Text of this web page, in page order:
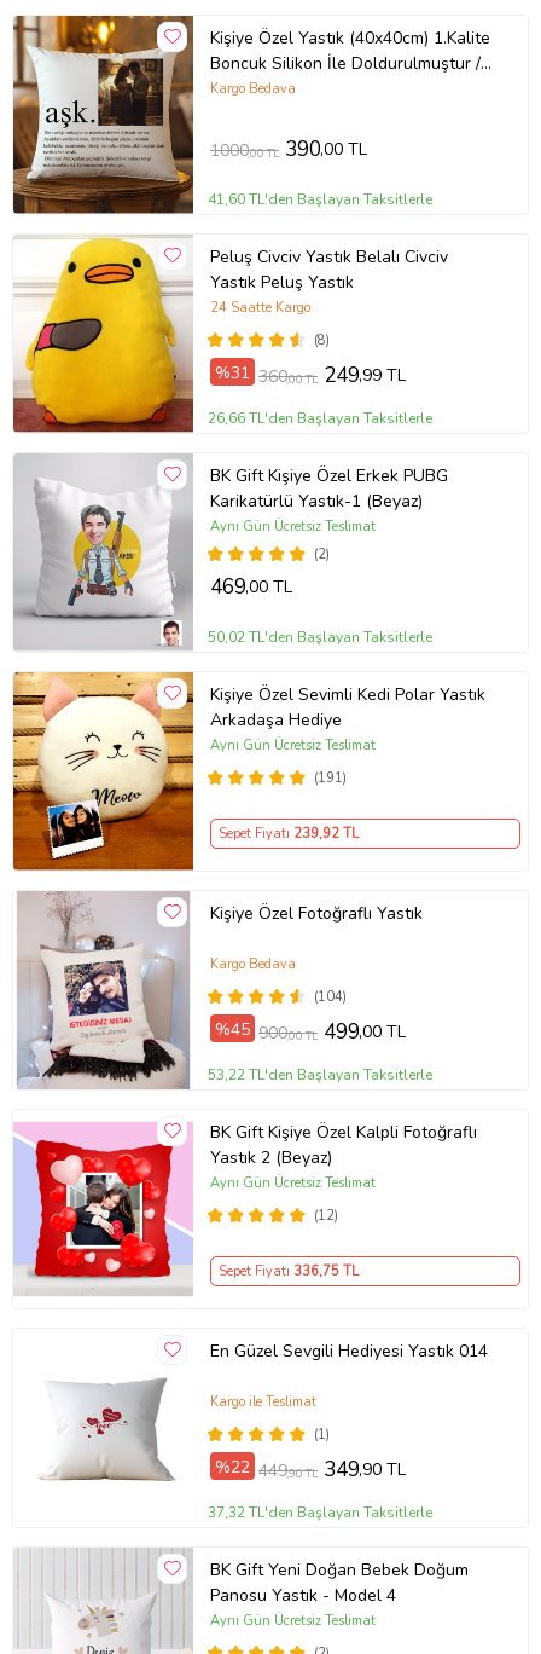
Kişiye Özel Yastık (40x40cm) 1.Kalite
Boncuk Silikon İle Doldurulmuştur /
Doğum Günü / Yıl Dönümü / Sevgili -
Özel Gün Hediyesi (Beyaz)
Kargo Bedava
1000,00 TL 390,00 TL
41,60 TL'den Başlayan Taksitlerle
Peluş Civciv Yastık Belalı Civciv
Yastık Peluş Yastık
(8)
24 Saatte Kargo
%31 360,00 TL 249,99 TL
26,66 TL'den Başlayan Taksitlerle
BK Gift Kişiye Özel Erkek PUBG
Karikatürlü Yastık-1 (Beyaz)
(2)
Aynı Gün Ücretsiz Teslimat
469,00 TL
50,02 TL'den Başlayan Taksitlerle
Kişiye Özel Sevimli Kedi Polar Yastık
Arkadaşa Hediye
(191)
Aynı Gün Ücretsiz Teslimat
Sepet Fiyatı 239,92 TL
Kişiye Özel Fotoğraflı Yastık
(104)
Kargo Bedava
%45 900,00 TL 499,00 TL
53,22 TL'den Başlayan Taksitlerle
BK Gift Kişiye Özel Kalpli Fotoğraflı
Yastık 2 (Beyaz)
(12)
Aynı Gün Ücretsiz Teslimat
Sepet Fiyatı 336,75 TL
En Güzel Sevgili Hediyesi Yastık 014
(1)
Kargo ile Teslimat
%22 449,90 TL 349,90 TL
37,32 TL'den Başlayan Taksitlerle
BK Gift Yeni Doğan Bebek Doğum
Panosu Yastık - Model 4
Aynı Gün Ücretsiz Teslimat